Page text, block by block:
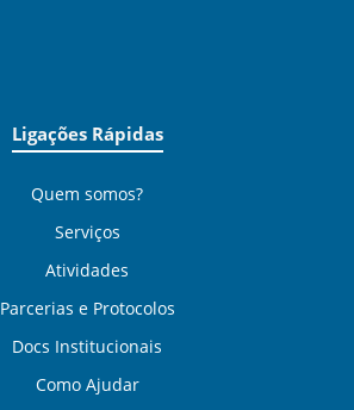
Ligações Rápidas
Quem somos?
Serviços
Atividades
Parcerias e Protocolos
Docs Institucionais
Como Ajudar